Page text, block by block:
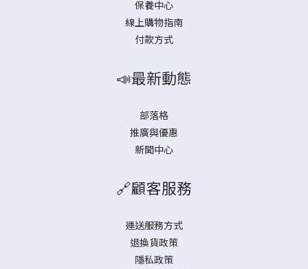
保養中心
線上購物指南
付款方式
📣最新動態
部落格
推廣與優惠
新聞中心
🔗顧客服務
運送服務方式
退換貨政策
隱私政策